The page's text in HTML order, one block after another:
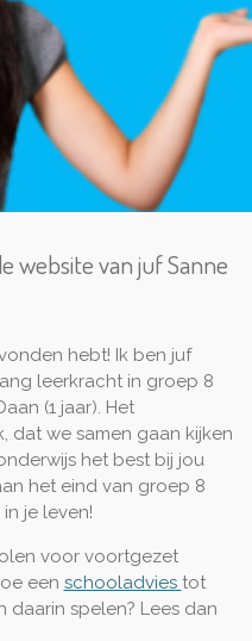
website van juf Sanne
hebt! Ik ben juf
leerkracht in groep 8
(1 jaar). Het
dat we samen gaan kijken
het best bij jou
het eind van groep 8
je leven!
voor voortgezet
een schooladvies tot
spelen? Lees dan